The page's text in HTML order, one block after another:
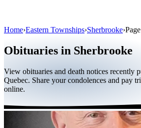
Public figures
Quebec
International
Home›Eastern Townships›Sherbrooke›
Obituaries in Sherbrooke
View obituaries and death notices recently
Quebec. Share your condolences and pay
online.